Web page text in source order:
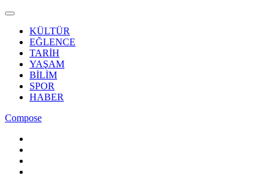
KÜLTÜR
EĞLENCE
TARİH
YAŞAM
BİLİM
SPOR
HABER
Compose